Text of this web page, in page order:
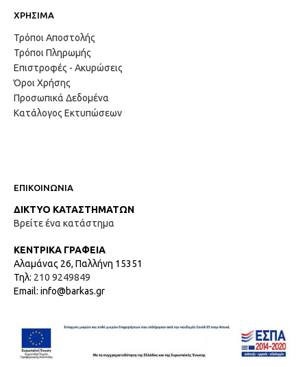
ΧΡΗΣΙΜΑ
Τρόποι Αποστολής
Τρόποι Πληρωμής
Επιστροφές - Ακυρώσεις
Όροι Χρήσης
Προσωπικά Δεδομένα
Κατάλογος Εκτυπώσεων
ΕΠΙΚΟΙΝΩΝΙΑ
ΔΙΚΤΥΟ ΚΑΤΑΣΤΗΜΑΤΩΝ
Βρείτε ένα κατάστημα
ΚΕΝΤΡΙΚΑ ΓΡΑΦΕΙΑ
Αλαμάνας 26, Παλλήνη 15351
Τηλ: 210 9249849
Email: info@barkas.gr